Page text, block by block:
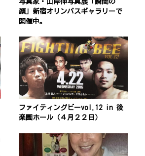
顔」新宿オリンパスギャラリーで
開催中。
ファイティングビーvol.12 in 後
楽園ホール（４月２２日）